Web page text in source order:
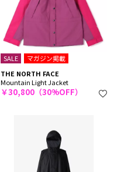
SALE
マガジン掲載
THE NORTH FACE
Mountain Light Jacket
￥30,800（30%OFF）